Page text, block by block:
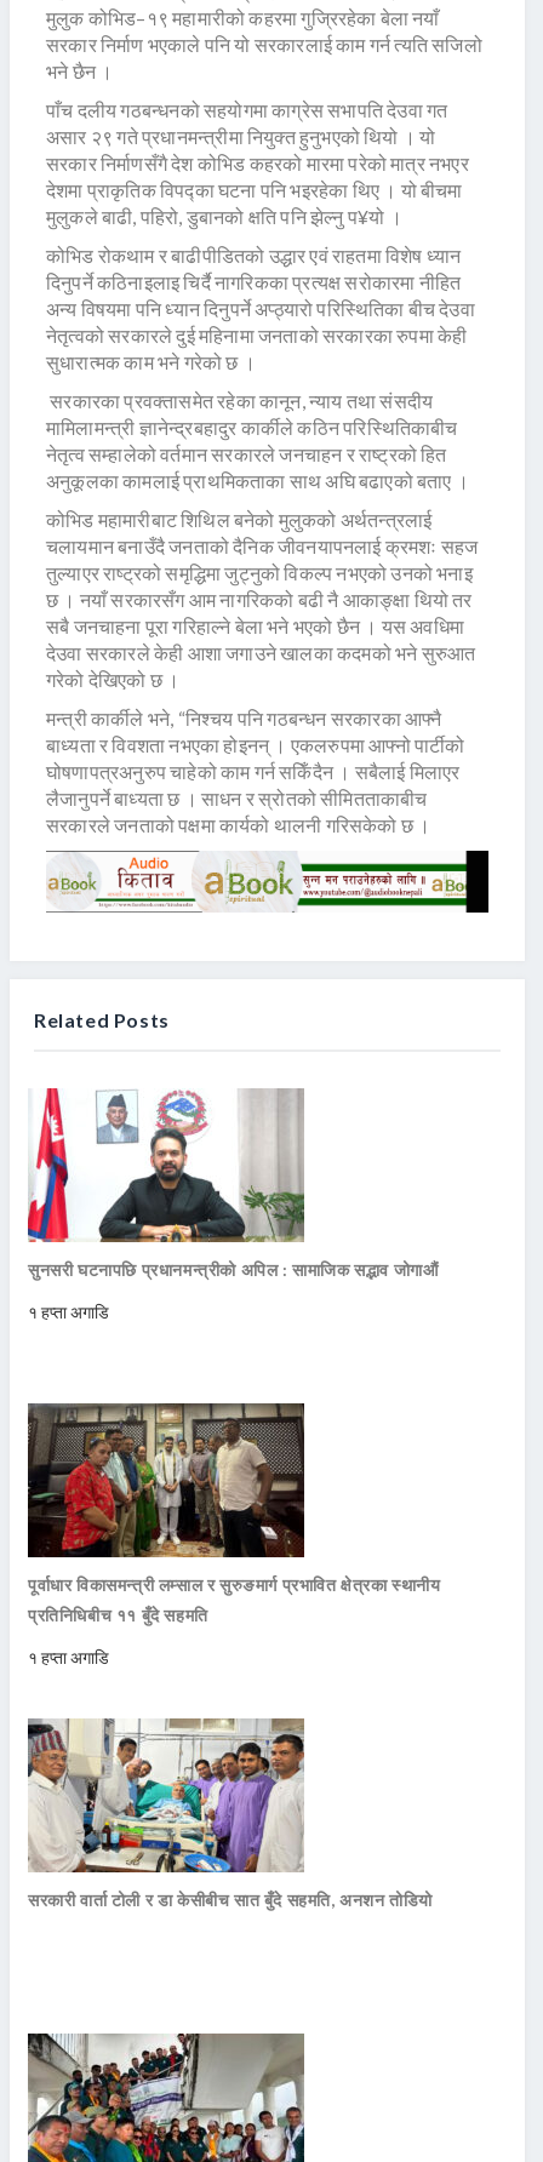
मुलुक कोभिड–१९ महामारीको कहरमा गुज्रिरहेका बेला नयाँ
सरकार निर्माण भएकाले पनि यो सरकारलाई काम गर्न त्यति सजिलो
भने छैन ।
पाँच दलीय गठबन्धनको सहयोगमा काग्रेस सभापति देउवा गत
असार २९ गते प्रधानमन्त्रीमा नियुक्त हुनुभएको थियो । यो
सरकार निर्माणसँगै देश कोभिड कहरको मारमा परेको मात्र नभएर
देशमा प्राकृतिक विपद्का घटना पनि भइरहेका थिए । यो बीचमा
मुलुकले बाढी, पहिरो, डुबानको क्षति पनि झेल्नु प¥यो ।
कोभिड रोकथाम र बाढीपीडितको उद्धार एवं राहतमा विशेष ध्यान
दिनुपर्ने कठिनाइलाइ चिर्दै नागरिकका प्रत्यक्ष सरोकारमा नीहित
अन्य विषयमा पनि ध्यान दिनुपर्ने अप्ठ्यारो परिस्थितिका बीच देउवा
नेतृत्वको सरकारले दुई महिनामा जनताको सरकारका रुपमा केही
सुधारात्मक काम भने गरेको छ ।
सरकारका प्रवक्तासमेत रहेका कानून, न्याय तथा संसदीय
मामिलामन्त्री ज्ञानेन्द्रबहादुर कार्कीले कठिन परिस्थितिकाबीच
नेतृत्व सम्हालेको वर्तमान सरकारले जनचाहन र राष्ट्रको हित
अनुकूलका कामलाई प्राथमिकताका साथ अघि बढाएको बताए ।
कोभिड महामारीबाट शिथिल बनेको मुलुकको अर्थतन्त्रलाई
चलायमान बनाउँदै जनताको दैनिक जीवनयापनलाई क्रमशः सहज
तुल्याएर राष्ट्रको समृद्धिमा जुट्नुको विकल्प नभएको उनको भनाइ
छ । नयाँ सरकारसँग आम नागरिकको बढी नै आकाङ्क्षा थियो तर
सबै जनचाहना पूरा गरिहाल्ने बेला भने भएको छैन । यस अवधिमा
देउवा सरकारले केही आशा जगाउने खालका कदमको भने सुरुआत
गरेको देखिएको छ ।
मन्त्री कार्कीले भने, “निश्चय पनि गठबन्धन सरकारका आफ्नै
बाध्यता र विवशता नभएका होइनन् । एकलरुपमा आफ्नो पार्टीको
घोषणापत्रअनुरुप चाहेको काम गर्न सकिँदैन । सबैलाई मिलाएर
लैजानुपर्ने बाध्यता छ । साधन र स्रोतको सीमितताकाबीच
सरकारले जनताको पक्षमा कार्यको थालनी गरिसकेको छ ।
Related Posts
सुनसरी घटनापछि प्रधानमन्त्रीको अपिल : सामाजिक सद्भाव जोगाऔं
१ हप्ता अगाडि
पूर्वाधार विकासमन्त्री लम्साल र सुरुङमार्ग प्रभावित क्षेत्रका स्थानीय
प्रतिनिधिबीच ११ बुँदे सहमति
१ हप्ता अगाडि
सरकारी वार्ता टोली र डा केसीबीच सात बुँदे सहमति, अनशन तोडियो